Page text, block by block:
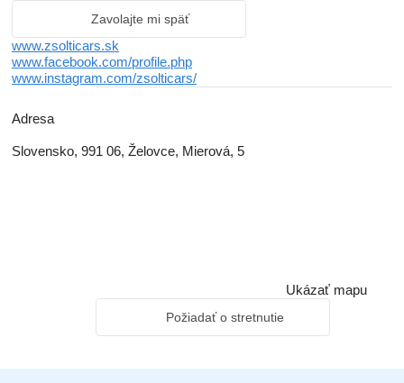
Zavolajte mi späť
www.zsolticars.sk
www.facebook.com/profile.php
www.instagram.com/zsolticars/
Adresa
Slovensko, 991 06, Želovce, Mierová, 5
Ukázať mapu
Požiadať o stretnutie